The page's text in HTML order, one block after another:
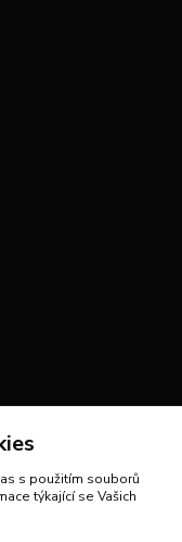
s použitím souborů
týkající se Vašich